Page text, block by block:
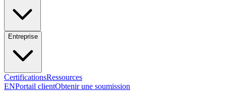
Entreprise
CertificationsRessources
ENPortail clientObtenir une soumission